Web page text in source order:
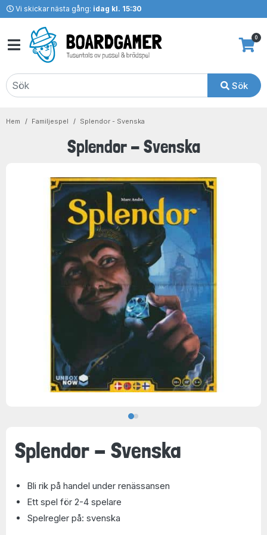
Vi skickar nästa gång: idag kl. 15:30
Sök
0
Hem Familjespel Splendor - Svenska
Splendor - Svenska
Splendor - Svenska
Bli rik på handel under renässansen
Ett spel för 2-4 spelare
Spelregler på: svenska